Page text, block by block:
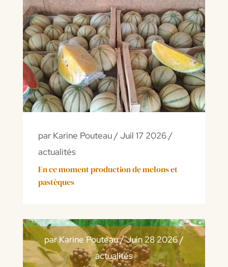
par Karine Pouteau/Juil 17 2026/
actualités
En ce moment production de melons et
pastèques
parKarine Pouteau/Juin 28 2026/
actualités